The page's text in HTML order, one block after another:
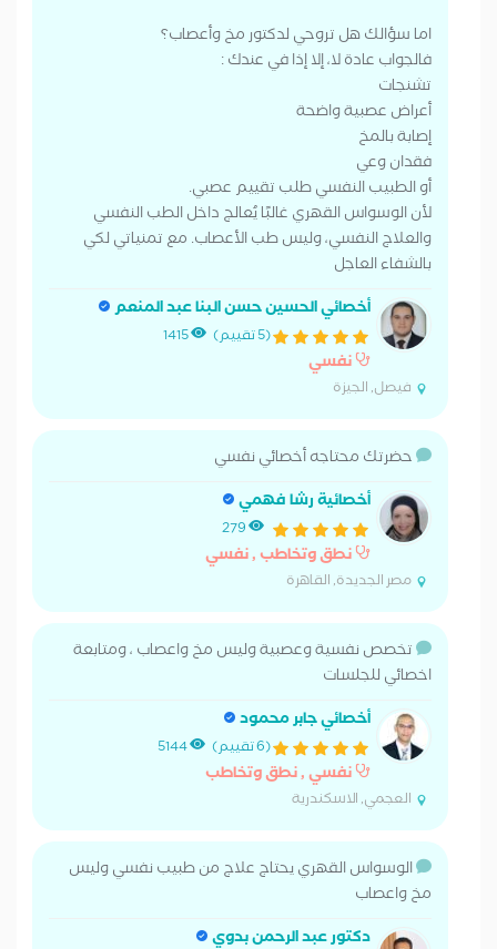
اما سؤالك هل تروحي لدكتور مخ وأعصاب؟
فالجواب عادة لا، إلا إذا في عندك :
تشنجات
أعراض عصبية واضحة
إصابة بالمخ
فقدان وعي
أو الطبيب النفسي طلب تقييم عصبي.
لأن الوسواس القهري غالبًا يُعالج داخل الطب النفسي
والعلاج النفسي، وليس طب الأعصاب. مع تمنياتي لكي
بالشفاء العاجل
أخصائي الحسين حسن البنا عبد المنعم
(5 تقييم) 1415
نفسي
فيصل, الجيزة
حضرتك محتاجه أخصائي نفسي
أخصائية رشا فهمي
279
نطق وتخاطب , نفسي
مصر الجديدة, القاهرة
تخصص نفسية وعصبية وليس مخ واعصاب ، ومتابعة
اخصائي للجلسات
أخصائي جابر محمود
(6 تقييم) 5144
نفسي , نطق وتخاطب
العجمي, الاسكندرية
الوسواس القهري يحتاج علاج من طبيب نفسي وليس
مخ واعصاب
دكتور عبد الرحمن بدوي